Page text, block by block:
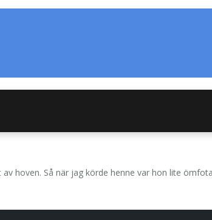
hoven. Så när jag körde henne var hon lite